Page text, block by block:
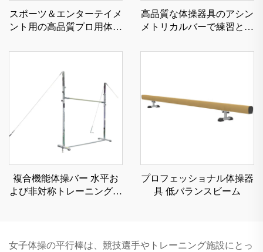
スポーツ＆エンターテイメ
ント用の高品質プロ用体操
高品質な体操器具のアシン
メトリカルバーで練習と競
複合機能体操バー 水平お
よび非対称トレーニング用
プロフェッショナル体操器
具 低バランスビーム
女子体操の平行棒は、競技選手やトレーニング施設にとっ